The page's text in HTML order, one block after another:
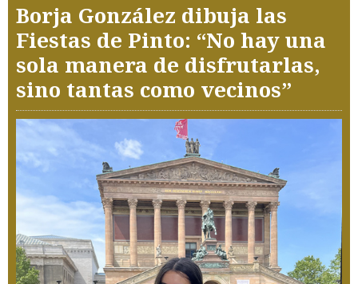
Borja González dibuja las
Fiestas de Pinto: “No hay una
sola manera de disfrutarlas,
sino tantas como vecinos”